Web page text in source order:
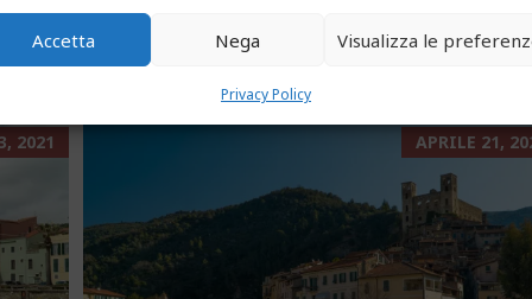
Accetta Nega Visualizza le
Privacy Policy
LEGGI ALTRO...
2021 APRILE 21,